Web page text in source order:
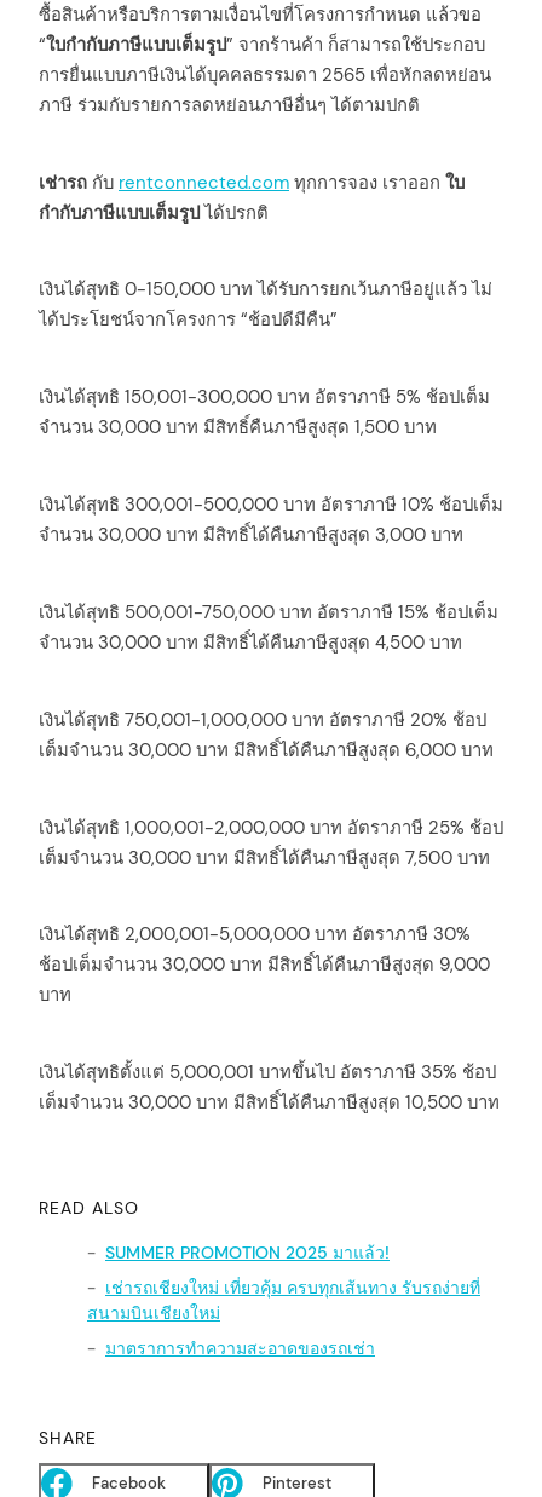
ซื้อสินค้าหรือบริการตามเงื่อนไขที่โครงการกำหนด แล้วขอ
“ใบกำกับภาษีแบบเต็มรูป” จากร้านค้า ก็สามารถใช้ประกอบ
การยื่นแบบภาษีเงินได้บุคคลธรรมดา 2565 เพื่อหักลดหย่อน
ภาษี ร่วมกับรายการลดหย่อนภาษีอื่นๆ ได้ตามปกติ
เช่ารถ กับ rentconnected.com ทุกการจอง เราออก ใบ
กำกับภาษีแบบเต็มรูปได้ปรกติ
เงินได้สุทธิ 0-150,000 บาท ได้รับการยกเว้นภาษีอยู่แล้ว ไม่
ได้ประโยชน์จากโครงการ “ช้อปดีมีคืน”
เงินได้สุทธิ 150,001-300,000 บาท อัตราภาษี 5% ช้อปเต็ม
จำนวน 30,000 บาท มีสิทธิ์คืนภาษีสูงสุด 1,500 บาท
เงินได้สุทธิ 300,001-500,000 บาท อัตราภาษี 10% ช้อปเต็ม
จำนวน 30,000 บาท มีสิทธิ์ได้คืนภาษีสูงสุด 3,000 บาท
เงินได้สุทธิ 500,001-750,000 บาท อัตราภาษี 15% ช้อปเต็ม
จำนวน 30,000 บาท มีสิทธิ์ได้คืนภาษีสูงสุด 4,500 บาท
เงินได้สุทธิ 750,001-1,000,000 บาท อัตราภาษี 20% ช้อป
เต็มจำนวน 30,000 บาท มีสิทธิ์ได้คืนภาษีสูงสุด 6,000 บาท
เงินได้สุทธิ 1,000,001-2,000,000 บาท อัตราภาษี 25% ช้อป
เต็มจำนวน 30,000 บาท มีสิทธิ์ได้คืนภาษีสูงสุด 7,500 บาท
เงินได้สุทธิ 2,000,001-5,000,000 บาท อัตราภาษี 30%
ช้อปเต็มจำนวน 30,000 บาท มีสิทธิ์ได้คืนภาษีสูงสุด 9,000
บาท
เงินได้สุทธิตั้งแต่ 5,000,001 บาทขึ้นไป อัตราภาษี 35% ช้อป
เต็มจำนวน 30,000 บาท มีสิทธิ์ได้คืนภาษีสูงสุด 10,500 บาท
READ ALSO
SUMMER PROMOTION 2025 มาแล้ว!
เช่ารถเชียงใหม่ เที่ยวคุ้ม ครบทุกเส้นทาง รับรถง่ายที่
สนามบินเชียงใหม่
มาตราการทำความสะอาดของรถเช่า
SHARE
Facebook Pinterest